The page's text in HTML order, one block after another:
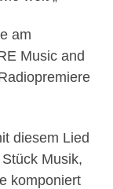
am
Music and
diesem Lied
Musik,
komponiert